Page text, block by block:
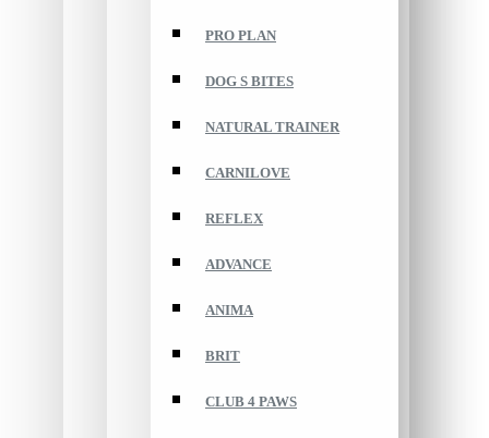
PRO PLAN
DOG S BITES
NATURAL TRAINER
CARNILOVE
REFLEX
ADVANCE
ANIMA
BRIT
CLUB 4 PAWS